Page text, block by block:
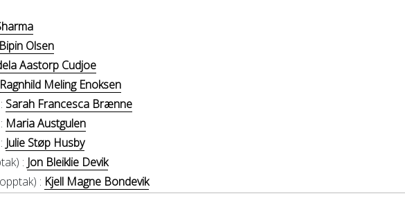
Olsen
Aastorp Cudjoe
Ragnhild Meling Enoksen
Sarah Francesca Brænne
Maria Austgulen
Julie Støp Husby
: Jon Bleiklie Devik
: Kjell Magne Bondevik